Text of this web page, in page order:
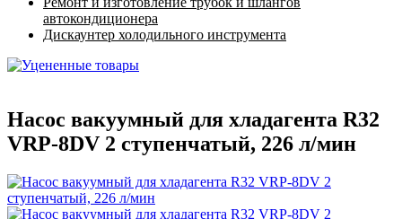
автокондиционера
Дискаунтер холодильного инструмента
Насос вакуумный для хладагента R32
VRP-8DV 2 ступенчатый, 226 л/мин